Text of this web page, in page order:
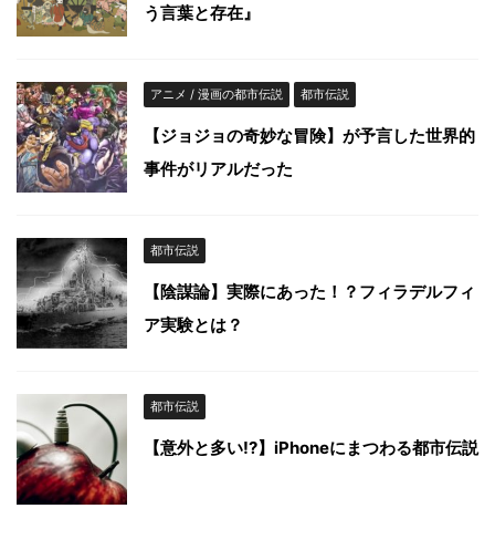
う言葉と存在』
アニメ / 漫画の都市伝説 都市伝説
【ジョジョの奇妙な冒険】が予言した世界的
事件がリアルだった
都市伝説
【陰謀論】実際にあった！？フィラデルフィ
ア実験とは？
都市伝説
【意外と多い!?】iPhoneにまつわる都市伝説